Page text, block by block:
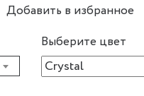
Добавить в избранное
Выберите цвет